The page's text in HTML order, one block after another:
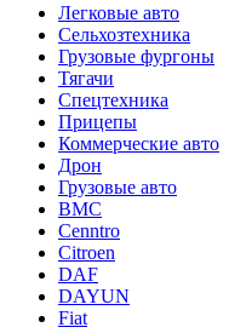
Легковые авто
Сельхозтехника
Грузовые фургоны
Тягачи
Спецтехника
Прицепы
Коммерческие авто
Дрон
Грузовые авто
BMC
Cenntro
Citroen
DAF
DAYUN
Fiat